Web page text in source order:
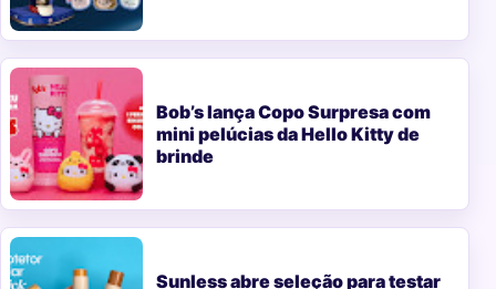
Bob’s lança Copo Surpresa com
mini pelúcias da Hello Kitty de
brinde
Sunless abre seleção para testar